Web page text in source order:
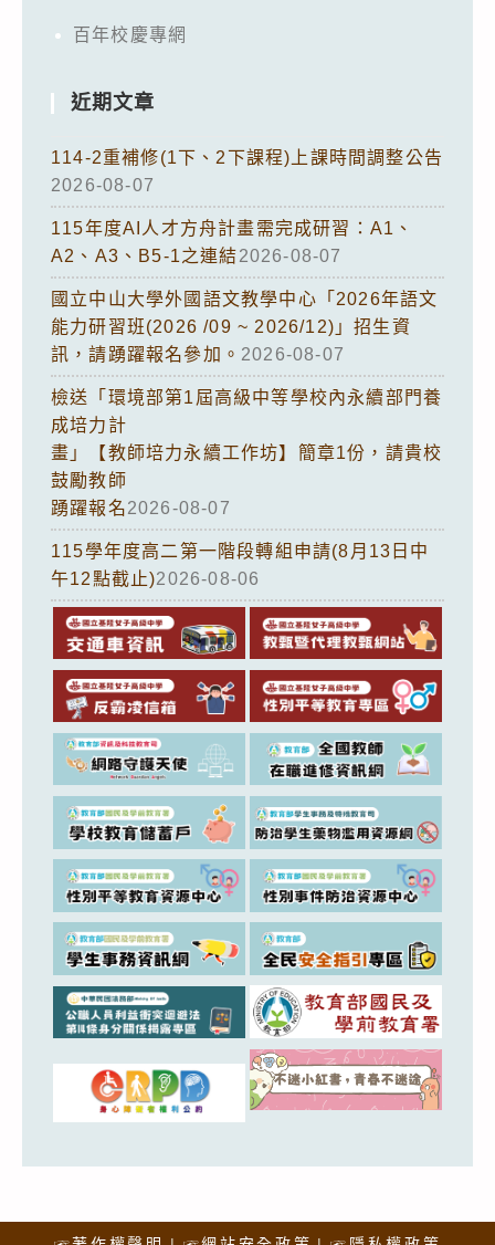
百年校慶專網
近期文章
114-2重補修(1下、2下課程)上課時間調整公告
2026-08-07
115年度AI人才方舟計畫需完成研習：A1、
A2、A3、B5-1之連結2026-08-07
國立中山大學外國語文教學中心「2026年語文
能力研習班(2026 /09 ~ 2026/12)」招生資
訊，請踴躍報名參加。 2026-08-07
檢送「環境部第1屆高級中等學校內永續部門養
成培力計
畫」【教師培力永續工作坊】簡章1份，請貴校
鼓勵教師
踴躍報名2026-08-07
115學年度高二第一階段轉組申請(8月13日中
午12點截止)2026-08-06